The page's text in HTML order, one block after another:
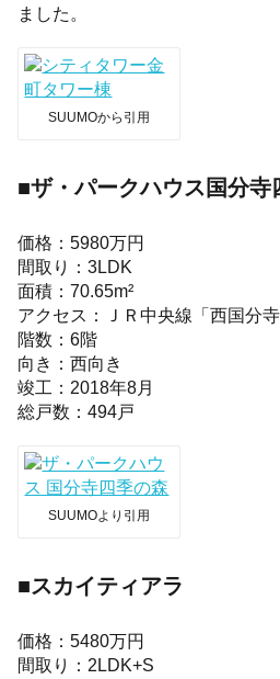
ました。
SUUMOから引用
■ザ・パークハウス国分寺
価格：5980万円
間取り：3LDK
面積：70.65m²
アクセス：ＪＲ中央線「西国分
階数：6階
向き：西向き
竣工：2018年8月
総戸数：494戸
SUUMOより引用
■スカイティアラ
価格：5480万円
間取り：2LDK+S